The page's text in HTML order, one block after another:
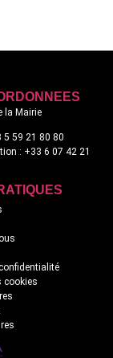
la Mairie
5 59 21 80 80
: +33 6 07 42 21
cookies